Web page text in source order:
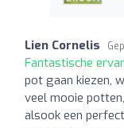
Lien Cornelis
Fantastische
pot gaan kiezen,
veel mooie
alsook een